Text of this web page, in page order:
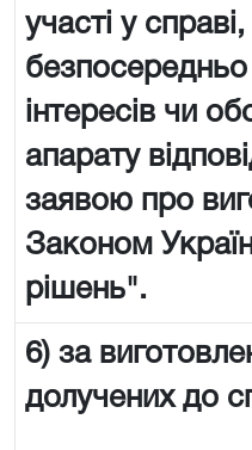
участі у
безпосередньо
інтересів чи
апарату
заявою про
Законом
рішень".
6) за
долучених до